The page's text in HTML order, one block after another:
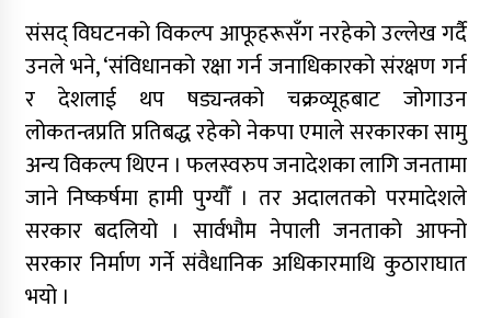
संसद् विघटनको विकल्प आफूहरूसँग नरहेको उल्लेख गर्दै
उनले भने, ‘संविधानको रक्षा गर्न जनाधिकारको संरक्षण गर्न
र देशलाई थप षड्यन्त्रको चक्रव्यूहबाट जोगाउन
लोकतन्त्रप्रति प्रतिबद्ध रहेको नेकपा एमाले सरकारका सामु
अन्य विकल्प थिएन । फलस्वरुप जनादेशका लागि जनतामा
जाने निष्कर्षमा हामी पुग्यौँ । तर अदालतको परमादेशले
सरकार बदलियो । सार्वभौम नेपाली जनताको आफ्नो
सरकार निर्माण गर्ने संवैधानिक अधिकारमाथि कुठाराघात
भयो ।